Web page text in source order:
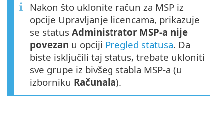
Nakon što uklonite račun za MSP iz
opcije Upravljanje licencama, prikazuje
se status Administrator MSP-a nije
povezan u opciji Pregled statusa. Da
biste isključili taj status, trebate ukloniti
sve grupe iz bivšeg stabla MSP-a (u
izborniku Računala).